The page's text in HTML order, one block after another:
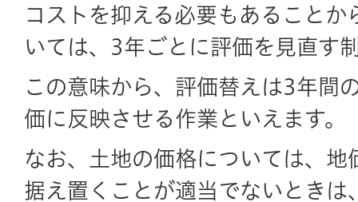
コストを抑える必要もあることか
いては、3年ごとに評価を見直す
この意味から、評価替えは3年間
価に反映させる作業といえます。
なお、土地の価格については、地
据え置くことが適当でないときは